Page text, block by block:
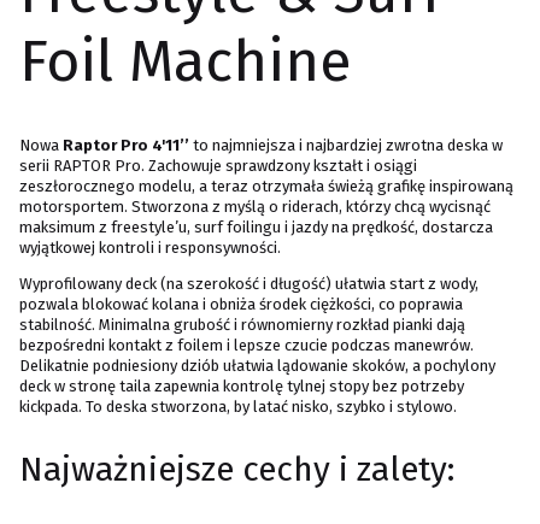
Foil Machine
Nowa Raptor Pro 4'11’’ to najmniejsza i najbardziej zwrotna deska w
serii RAPTOR Pro. Zachowuje sprawdzony kształt i osiągi
zeszłorocznego modelu, a teraz otrzymała świeżą grafikę inspirowaną
motorsportem. Stworzona z myślą o riderach, którzy chcą wycisnąć
maksimum z freestyle’u, surf foilingu i jazdy na prędkość, dostarcza
wyjątkowej kontroli i responsywności.
Wyprofilowany deck (na szerokość i długość) ułatwia start z wody,
pozwala blokować kolana i obniża środek ciężkości, co poprawia
stabilność. Minimalna grubość i równomierny rozkład pianki dają
bezpośredni kontakt z foilem i lepsze czucie podczas manewrów.
Delikatnie podniesiony dziób ułatwia lądowanie skoków, a pochylony
deck w stronę taila zapewnia kontrolę tylnej stopy bez potrzeby
kickpada. To deska stworzona, by latać nisko, szybko i stylowo.
Najważniejsze cechy i zalety: